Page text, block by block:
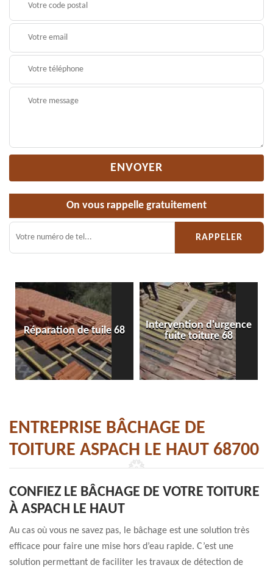
On vous rappelle gratuitement
Réparation de tuile 68
Intervention d'urgence
fuite toiture 68
ENTREPRISE BÂCHAGE DE
TOITURE ASPACH LE HAUT 68700
CONFIEZ LE BÂCHAGE DE VOTRE TOITURE
À ASPACH LE HAUT
Au cas où vous ne savez pas, le bâchage est une solution très
efficace pour faire une mise hors d’eau rapide. C’est une
solution permettant de faciliter les travaux de détection de